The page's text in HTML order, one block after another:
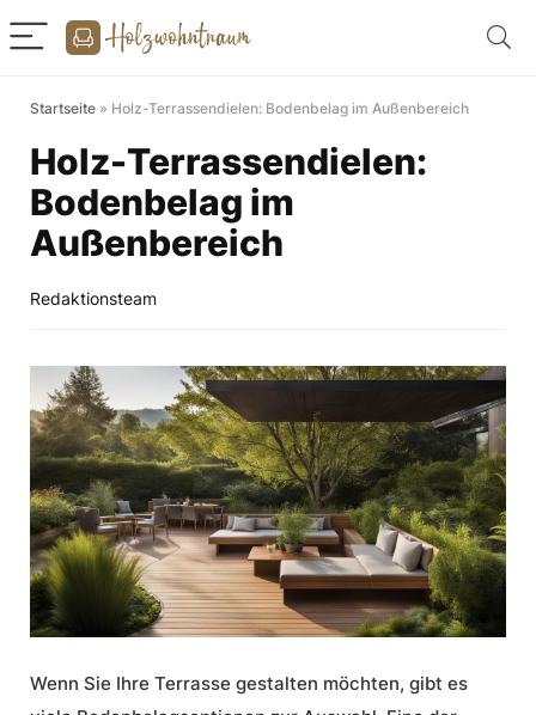
Startseite » Holz-Terrassendielen: Bodenbelag im Außenbereich
Holz-Terrassendielen:
Bodenbelag im
Außenbereich
Redaktionsteam
Wenn Sie Ihre Terrasse gestalten möchten, gibt es